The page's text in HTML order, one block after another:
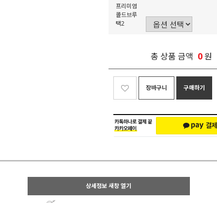
프리미엄
콜드브루
택2
총 상품 금액 0원
장바구니 구매하기
상세정보 새창 열기